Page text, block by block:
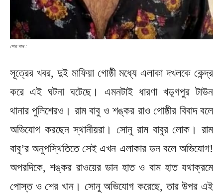
শের খান :
সূত্রের খবর, দুই মাফিয়া গোষ্ঠী মধ্যে এলাকা দখলকে কেন্দ্র
করে এই ঘটনা ঘটেছে। এমনটাই ধারণা খড়্গপুর টাউন
থানার পুলিশেরও। রাম বাবু ও শঙ্কর রাও গোষ্ঠীর বিবাদ বলে
অভিযোগ করছেন স্থানীয়রা। সোনু রাম বাবুর লোক। রাম
বাবু’র অনুপস্থিতিতে সেই এখন এলাকার ডন বলে অভিযোগ!
অপরদিকে,‌ শঙ্কর রাওয়ের ডান হাত ও বাম হাত যথাক্রমে
পোস্ত ও শের খান। সোনু অভিযোগ করেছে, তার উপর এই